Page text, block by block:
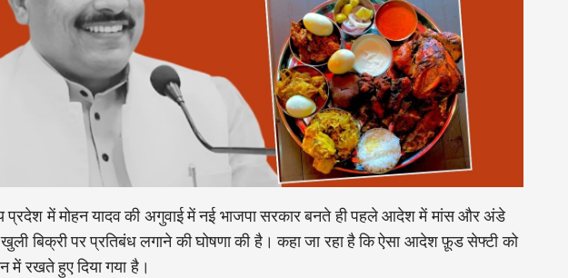
प्रदेश में मोहन यादव की अगुवाई में नई भाजपा सरकार बनते ही पहले आदेश में मांस और अंडे
बिक्री पर प्रतिबंध लगाने की घोषणा की है। कहा जा रहा है कि ऐसा आदेश फ़ूड सेफ्टी को
में रखते हुए दिया गया है।